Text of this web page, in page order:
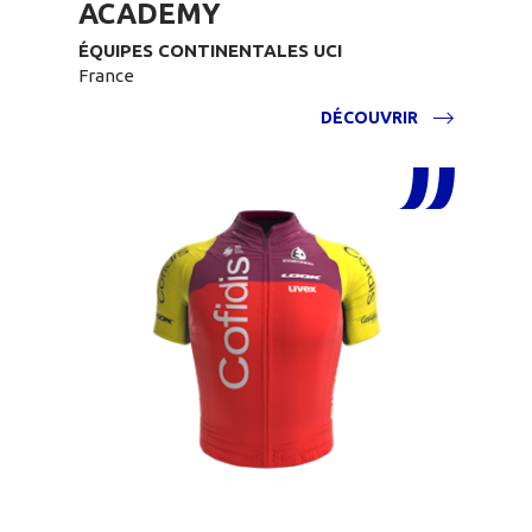
ACADEMY
ÉQUIPES CONTINENTALES UCI
France
DÉCOUVRIR